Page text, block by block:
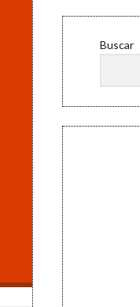
Buscar